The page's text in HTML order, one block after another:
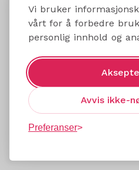
Vi bruker
vårt for å forbedre
personlig innhold og
Avvis ikke-
Preferanser